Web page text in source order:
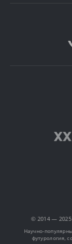
© 2014 —
Научно-
футурология,